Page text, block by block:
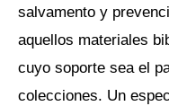
salvamento y
aquellos materiales
cuyo soporte sea el
colecciones. Un